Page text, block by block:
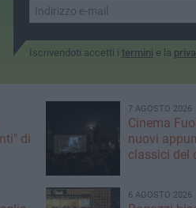
Iscrivendoti accetti i termini e la
di
7 AGOSTO 2026
Cinema
nuovi
classici del
6 AGOSTO 2026